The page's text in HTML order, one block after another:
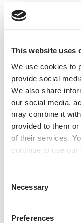
This website uses
We use cookies to
provide social
We also share
our social media,
may combine it
provided to them
of their services.
continue to use our
Selection
Necessary
Preferences